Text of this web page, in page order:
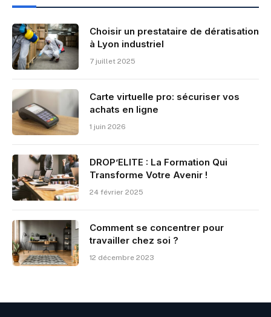
Choisir un prestataire de dératisation
à Lyon industriel
7 juillet 2025
Carte virtuelle pro: sécuriser vos
achats en ligne
1 juin 2026
DROP’ELITE : La Formation Qui
Transforme Votre Avenir !
24 février 2025
Comment se concentrer pour
travailler chez soi ?
12 décembre 2023